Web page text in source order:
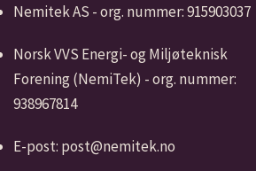
Nemitek AS - org. nummer: 915903037
Norsk VVS Energi- og Miljøteknisk
Forening (NemiTek) - org. nummer:
938967814
E-post: post@nemitek.no